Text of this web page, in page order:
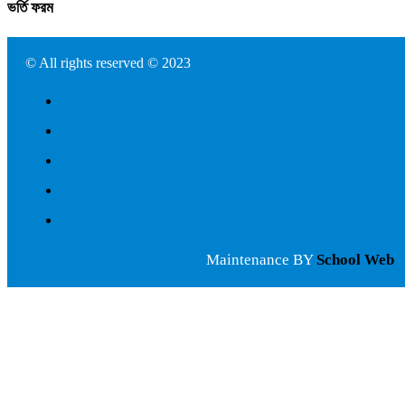
ভর্তি ফরম
© All rights reserved © 2023
Maintenance BY School Web